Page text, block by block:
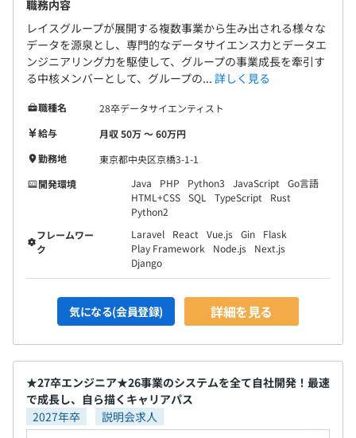
職務内容
レイスグループが展開する複数事業から生み出される様々な
データを源泉とし、専門的なデータサイエンス力とデータエ
ンジニアリング力を駆使して、グループの事業成長を牽引す
る中核メンバーとして、グループの... 詳しく見る
職種名
28卒データサイエンティスト
給与
月収 50万 〜 60万円
勤務地
東京都中央区京橋3-1-1
開発環境
Java PHP Python3 JavaScript
Go言語
HTML+CSS SQL TypeScript
Rust
Python2
フレームワー
ク
Laravel React Vue.js Gin
Flask
Play Framework
Node.js
Next.js
Django
気になる(会員登録) 詳細を見る
★27卒エンジニア★26事業のシステムを全て自社開発！最速
で成長し、自ら描くキャリアパス
2027年卒
説明会求人